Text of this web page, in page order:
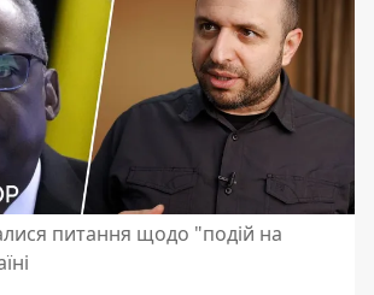
питання щодо "подій на